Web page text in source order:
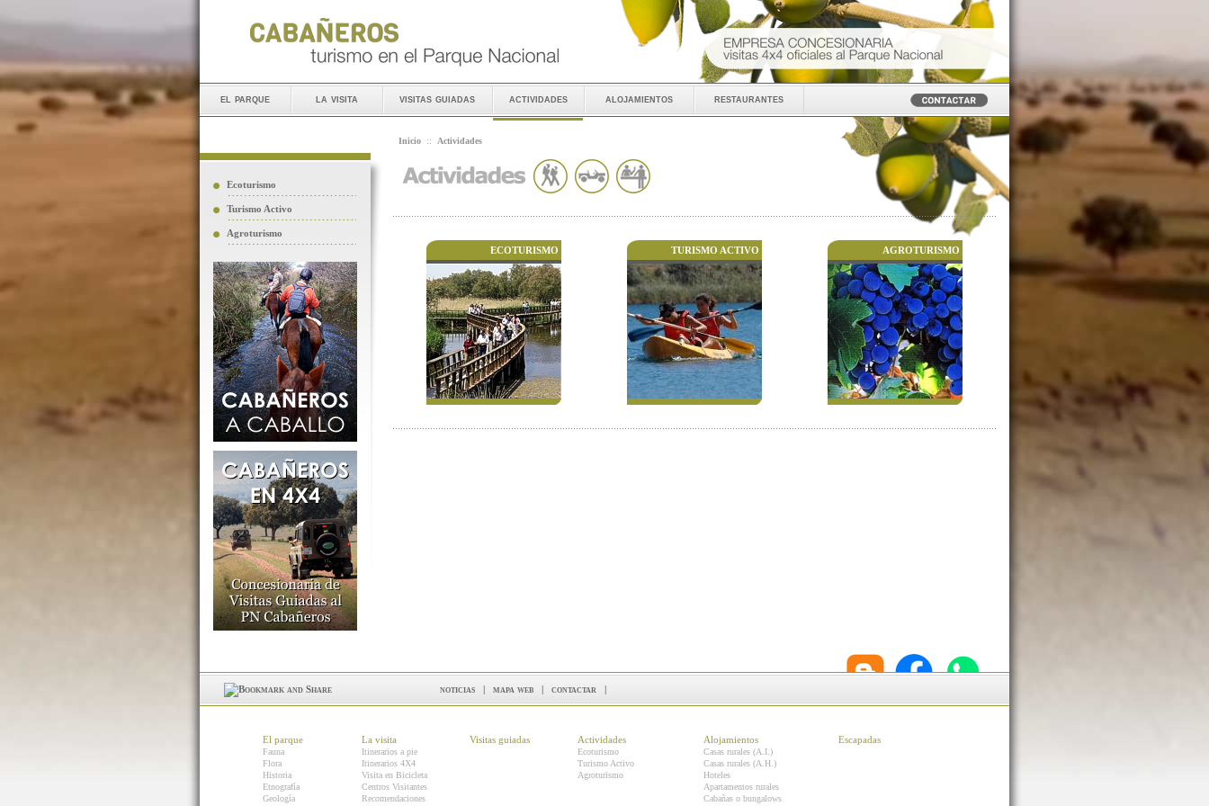
el parque la visita visitas guiadas actividades alojamientos restaurantes
Ecoturismo
Turismo Activo
Agroturismo
Inicio :: Actividades
ECOTURISMO TURISMO ACTIVO AGROTURISMO
noticias | mapa web | contactar |
El parque
Fauna
Flora
Historia
Etnografía
Geología
La visita
Itinerarios a pie
Itinerarios 4X4
Visita en Bicicleta
Centros Visitantes
Recomendaciones
Visitas guiadas Actividades
Ecoturismo
Turismo Activo
Agroturismo
Alojamientos
Casas rurales (A.I.)
Casas rurales (A.H.)
Hoteles
Apartamentos rurales
Cabañas o bungalows
Escapadas